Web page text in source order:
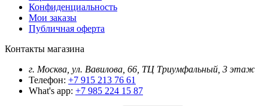
Конфиденциальность
Мои заказы
Публичная оферта
Контакты магазина
г. Москва, ул. Вавилова, 66, ТЦ Триумфальный, 3 этаж
Телефон: +7 915 213 76 61
What's app: +7 985 224 15 87